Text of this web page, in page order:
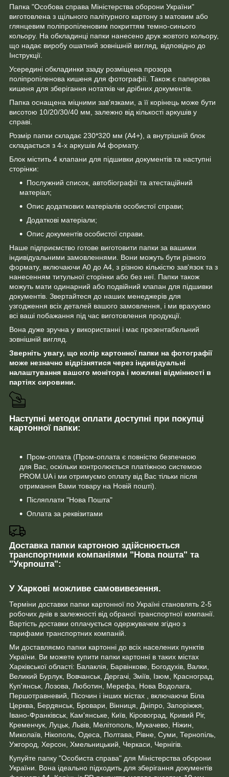
Папка "Особова справа Міністерства оборони України"
виготовлена з щільного палітурного картону з матовим або
глянцевим поліпропіленовим покриттям темно-синього
кольору. На обкладинці папки нанесено друк жовтого кольору,
що надає виробу ошатний зовнішній вигляд, відповідно до
Інструкції.
Усередині обкладинки ззаду розміщена прозора
поліпропіленова кишеня для фотографії. Також є паперова
кишеня для зберігання нотатків чи дрібних документів.
Папка оснащена міцними зав'язками, а її корінець може бути
висотою 10/20/30/40 мм, залежно від кількості аркушів у
справі.
Розмір папки складає 230*320 мм (А4+), а внутрішній блок
складається з 4-х аркушів А4 формату.
Блок містить 4 клапани для підшивки документів та наступні
сторінки:
Послужний список, автобіографії та атестаційний
матеріал;
Опис додаткових матеріалів особистої справи;
Додаткові матеріали;
Опис документів особистої справи.
Наше підприємство готове виготовити папки за вашими
індивідуальними замовленнями. Вони можуть бути різного
формату, включаючи А0 до А4, з різною кількістю зав'язок та з
нанесенням титульної сторінки або без неї. Папки також
можуть мати одинарний або подвійний клапан для підшивки
документів. Звертайтеся до наших менеджерів для
узгодження всіх деталей вашого замовлення, і ми врахуємо
всі ваші побажання під час виготовлення продукції.
Вона дуже зручна у використанні і має презентабельний
зовнішній вигляд.
Зверніть увагу, що колір картонної папки на фотографії
може незначно відрізнятися через індивідуальні
налаштування вашого монітора і можливі відмінності в
партіях сировини.
Наступні методи оплати доступні при покупці
картонної папки:
Пром-оплата (Пром-оплата є повністю безпечною
для Вас, оскільки контролюється платіжною системою
PROM.UA і ми отримуємо оплату від Вас тільки після
отримання Вами товару на Новій пошті).
Післяплати "Нова Пошта"
Оплата за реквізитами
Доставка папки картоною здійснюється
транспортними компаніями "Нова пошта" та
"Укрпошта":
У Харкові можливе самовивезення.
Терміни доставки папки картонної по Україні становлять 2-5
робочих днів в залежності від обраної транспортної компанії.
Вартість доставки оплачується одержувачем згідно з
тарифами транспортних компаній.
Ми доставляємо папки картонні до всіх населених пунктів
України. Ви можете купити папки картонні в таких містах
Харківської області: Балаклія, Барвінкове, Богодухів, Валки,
Великий Бурлук, Вовчанськ, Дергачі, Зміїв, Ізюм, Красноград,
Куп'янськ, Лозова, Люботин, Мерефа, Нова Водолага,
Першотравневий, Пісочин і інших містах , включаючи Біла
Церква, Бердянськ, Бровари, Вінниця, Дніпро, Запоріжжя,
Івано-Франківськ, Кам'янське, Київ, Кіровоград, Кривий Ріг,
Кременчук, Луцьк, Львів, Мелітополь, Мукачево, Ніжин,
Миколаїв, Нікополь, Одеса, Полтава, Рівне, Суми, Тернопіль,
Ужгород, Херсон, Хмельницький, Черкаси, Чернігів.
Купуйте папку "Особиста справа" для Міністерства оборони
України. Вона ідеально підходить для зберігання документів